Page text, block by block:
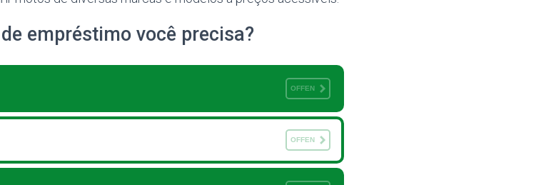
empréstimo você precisa?
OFFEN
OFFEN